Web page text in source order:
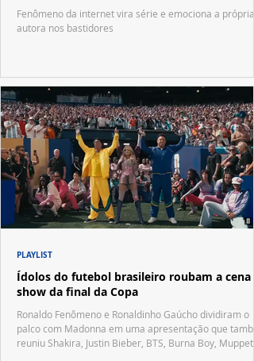
Fenômeno da internet vira série e emociona a própria
autora nos bastidores
Ídolos do futebol brasileiro roubam a cena
show da final da Copa
Ronaldo Fenômeno e Ronaldinho Gaúcho dividiram o
palco com Madonna em uma apresentação que
reuniu Shakira, Justin Bieber, BTS, Burna Boy, Muppets,
PLAYLIST